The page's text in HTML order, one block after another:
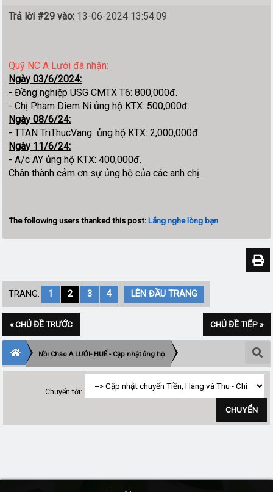
Trả lời #29 vào: 13-06-2024 13:54:09
Quỹ NC A Lưới đã nhận:
Ngày 03/6/2024:
- Đồng nghiệp USG CMTX T6: 800,000đ.
- Chị Pham Diem Ni ủng hộ KTX: 500,000đ.
Ngày 08/6/24:
- TTAN TriThucVang ủng hộ KTX: 2,000,000đ.
Ngày 11/6/24:
- A/c AY ủng hộ KTX: 400,000đ.
Chân thành cảm ơn sự ủng hộ của các anh chị.
The following users thanked this post:Lắng nghe lòng bạn
TRANG: 1 2 3 4 LÊN ĐẦU TRANG
« CHỦ ĐỀ TRƯỚC CHỦ ĐỀ TIẾP »
Nồi Cháo A LƯỚI- HUẾ - Cập nhật ủng hộ
Chuyển tới: